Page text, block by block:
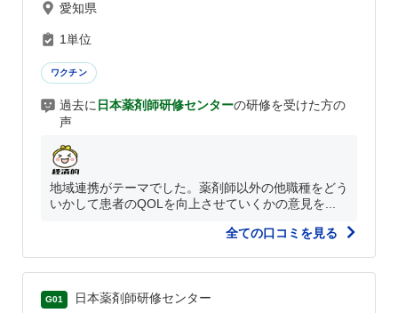
愛知県
1単位
ワクチン
過去に 日本薬剤師研修センターの研修を受けた方の
声
地域連携がテーマでした。薬剤師以外の他職種をどう
いかして患者のQOLを向上させていくかの意見を...
全ての口コミを見る
G01 日本薬剤師研修センター